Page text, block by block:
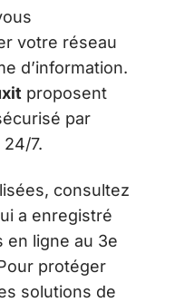
votre réseau
d’information.
proposent
par
7.
consultez
a enregistré
en ligne au 3e
protéger
solutions de